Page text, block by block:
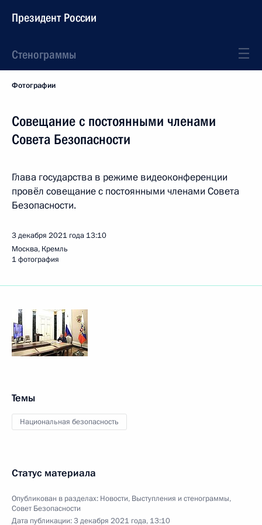
Президент России
Стенограммы
Фотографии
Совещание с постоянными членами
Совета Безопасности
Глава государства в режиме видеоконференции
провёл совещание с постоянными членами Совета
Безопасности.
3 декабря 2021 года 13:10
Москва, Кремль
1 фотография
Темы
Национальная безопасность
Статус материала
Опубликован в разделах: Новости, Выступления и стенограммы,
Совет Безопасности
Дата публикации:3 декабря 2021 года, 13:10